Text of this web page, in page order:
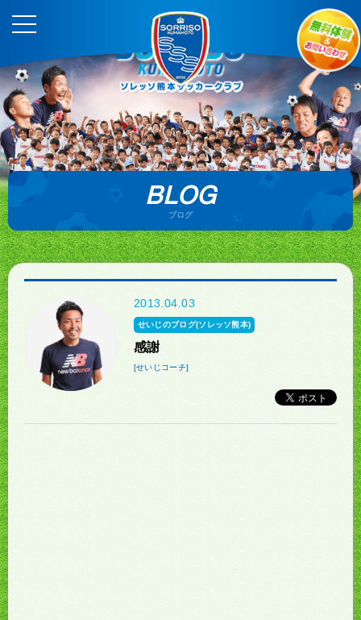
BLOG
ブログ
2013.04.03
せいじのブログ(ソレッソ熊本)
感謝
[せいじコーチ]